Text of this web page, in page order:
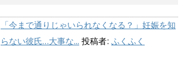
「今まで通りじゃいられなくなる？」妊娠を知
らない彼氏…大事な... 投稿者: ふくふく